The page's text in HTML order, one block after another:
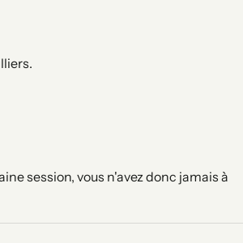
session, vous n'avez donc jamais à